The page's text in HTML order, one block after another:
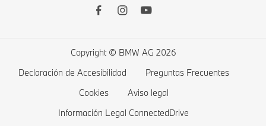
Tienda
Comparar
BMW Serie 2
BMW Serie M
Costes de un vehículos eléctrico
Híbridos enchufables BMW
Copyright © BMW AG 2026
Declaración de Accesibilidad
Preguntas Frecuentes
Cookies
Aviso legal
Información Legal ConnectedDrive